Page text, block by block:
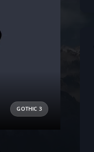
GOTHIC 3